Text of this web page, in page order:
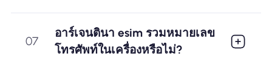
07
อาร์เจนตินา esim รวมหมายเลข
โทรศัพท์ในเครื่องหรือไม่?